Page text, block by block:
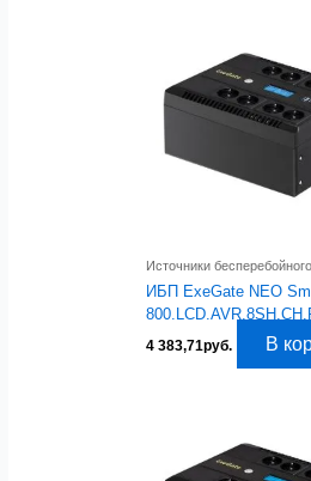
Источники
ИБП ExeGate NEO
4 383,71руб. В